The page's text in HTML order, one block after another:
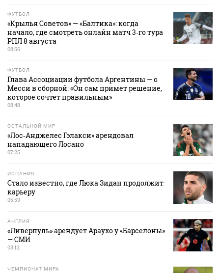
ФУТБОЛ
«Крылья Советов» — «Балтика»: когда
начало, где смотреть онлайн матч 3‑го тура
РПЛ 8 августа
08:56
ФУТБОЛ
Глава Ассоциации футбола Аргентины — о
Месси в сборной: «Он сам примет решение,
которое сочтет правильным»
08:48
ОСТАЛЬНОЙ МИР
«Лос‑Анджелес Гэлакси» арендовал
нападающего Лосано
07:25
ИСПАНИЯ
Стало известно, где Люка Зидан продолжит
карьеру
05:59
АНГЛИЯ
«Ливерпуль» арендует Араухо у «Барселоны»
— СМИ
03:12
ЧЕМПИОНАТ МИРА